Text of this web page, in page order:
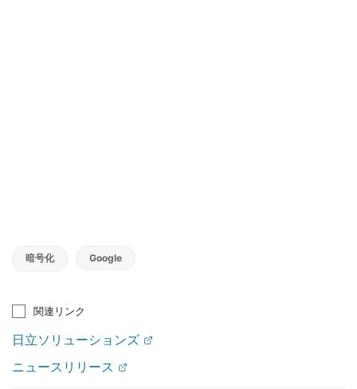
暗号化 Google
関連リンク
日立ソリューションズ
ニュースリリース